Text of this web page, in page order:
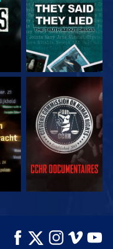
KIJK
VERKEN DE SERIE